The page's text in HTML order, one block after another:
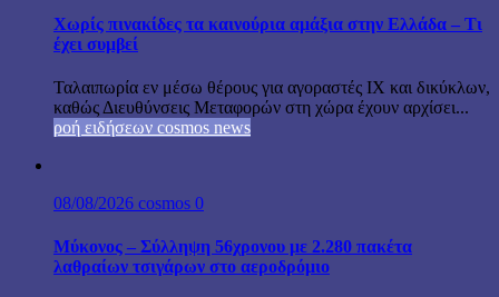
Χωρίς πινακίδες τα καινούρια αμάξια στην Ελλάδα – Τι
έχει συμβεί
Ταλαιπωρία εν μέσω θέρους για αγοραστές ΙΧ και δικύκλων,
καθώς Διευθύνσεις Μεταφορών στη χώρα έχουν αρχίσει...
ροή ειδήσεων cosmos news
08/08/2026 cosmos 0
Μύκονος – Σύλληψη 56χρονου με 2.280 πακέτα
λαθραίων τσιγάρων στο αεροδρόμιο